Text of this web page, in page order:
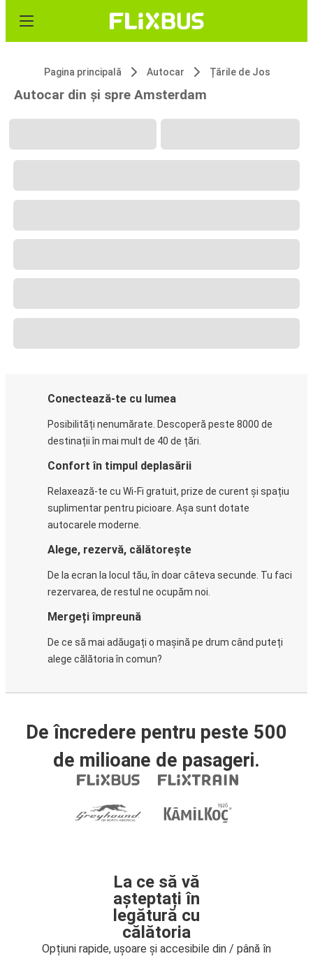
Pagina principală Autocar Țările de Jos
Autocar din și spre Amsterdam
Conectează-te cu lumea
Posibilități nenumărate. Descoperă peste 8000 de
destinații în mai mult de 40 de țări.
Confort în timpul deplasării
Relaxează-te cu Wi-Fi gratuit, prize de curent și spațiu
suplimentar pentru picioare. Așa sunt dotate
autocarele moderne.
Alege, rezervă, călătorește
De la ecran la locul tău, în doar câteva secunde. Tu faci
rezervarea, de restul ne ocupăm noi.
Mergeți împreună
De ce să mai adăugați o mașină pe drum când puteți
alege călătoria în comun?
De încredere pentru peste 500
de milioane de pasageri.
La ce să vă
așteptați în
legătură cu
călătoria
Opțiuni rapide, ușoare și accesibile din / până în